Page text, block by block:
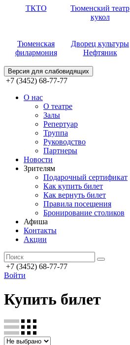
ТКТО
Тюменский театр
кукол
Тюменская
филармония
Дворец культуры
Нефтяник
Версия для слабовидящих
+7 (3452) 68-77-77
О нас
О театре
Залы
Репертуар
Труппа
Руководство
Партнеры
Новости
Зрителям
Подарочный сертификат
Как купить билет
Как вернуть билет
Правила посещения
Бронирование столиков
Афиша
Контакты
Акции
+7 (3452) 68-77-77
Войти
Купить билет